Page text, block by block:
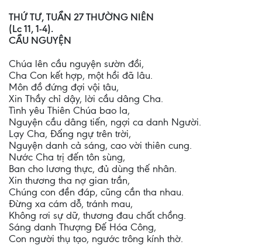
THỨ TƯ, TUẦN 27 THƯỜNG NIÊN
(Lc 11, 1-4).
CẦU NGUYỆN
Chúa lên cầu nguyện sườn đồi,
Cha Con kết hợp, một hồi đã lâu.
Môn đồ đứng đợi vội tâu,
Xin Thầy chỉ dậy, lời cầu dâng Cha.
Tình yêu Thiên Chúa bao la,
Nguyện cầu dâng tiến, ngợi ca danh Người.
Lạy Cha, Đấng ngự trên trời,
Nguyện danh cả sáng, cao vời thiên cung.
Nước Cha trị đến tôn sùng,
Ban cho lương thực, đủ dùng thế nhân.
Xin thương tha nợ gian trần,
Chúng con đền đáp, cũng cần tha nhau.
Đừng xa cám dỗ, tránh mau,
Không rơi sự dữ, thương đau chất chồng.
Sáng danh Thượng Đế Hóa Công,
Con người thụ tạo, ngước trông kính thờ.